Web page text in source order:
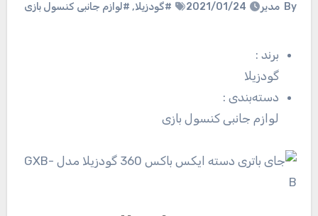
By مدیر 2021/01/24 #گودزیلا, #لوازم جانبی کنسول بازی
برند :
گودزیلا
دسته‌بندی :
لوازم جانبی کنسول بازی